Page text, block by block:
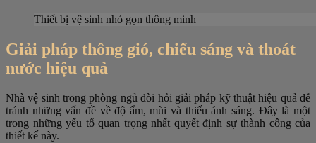
Thiết bị vệ sinh nhỏ gọn thông minh
Giải pháp thông gió, chiếu sáng và thoát
nước hiệu quả
Nhà vệ sinh trong phòng ngủ đòi hỏi giải pháp kỹ thuật hiệu quả để
tránh những vấn đề về độ ẩm, mùi và thiếu ánh sáng. Đây là một
trong những yếu tố quan trọng nhất quyết định sự thành công của
thiết kế này.